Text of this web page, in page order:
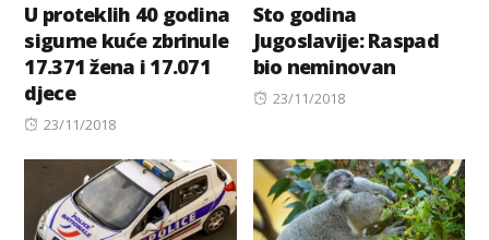
U proteklih 40 godina
sigurne kuće zbrinule
17.371 žena i 17.071
djece
Posted
23/11/2018
Sto godina
Jugoslavije: Raspad
bio neminovan
Posted
23/11/2018